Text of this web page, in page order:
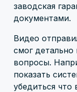
заводская
документами.
Видео
смог детально
вопросы.
показать
убедиться